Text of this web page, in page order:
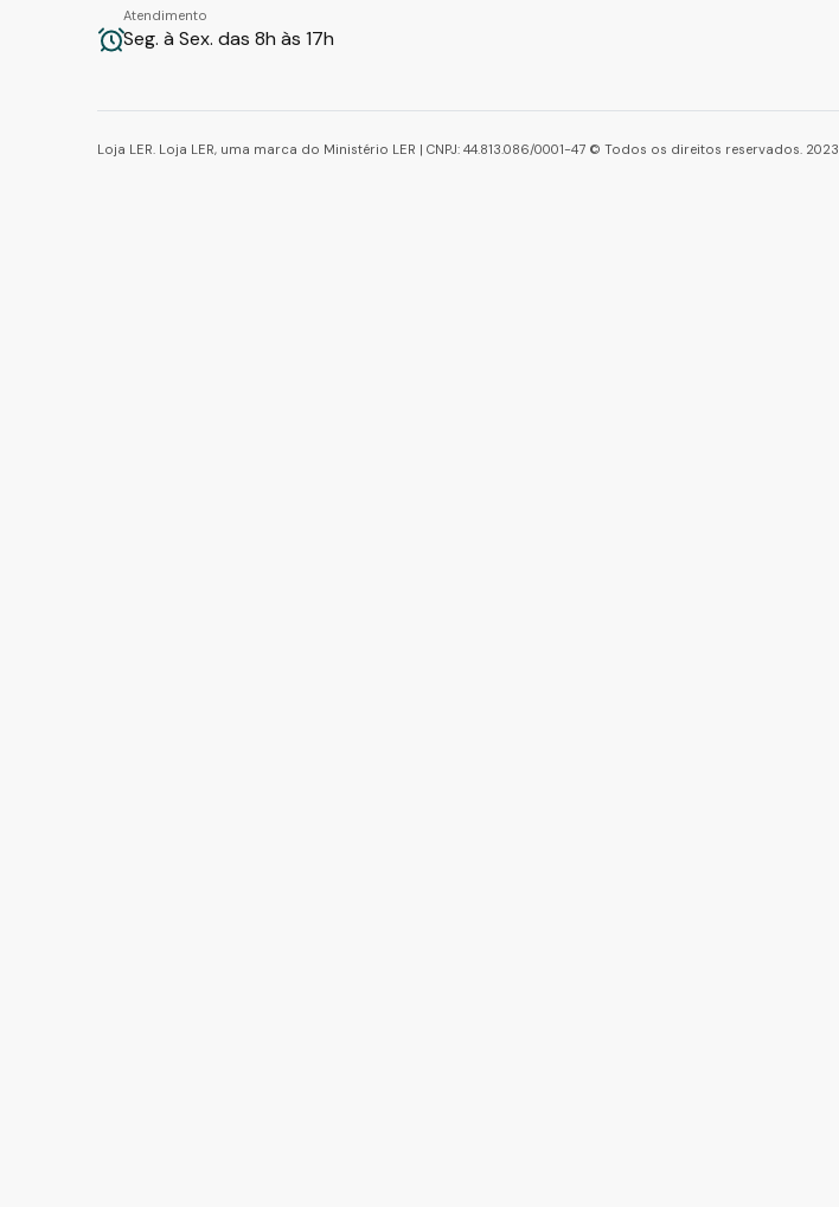
Atendimento
Seg. à Sex. das 8h às 17h
Loja LER. Loja LER, uma marca do Ministério LER | CNPJ: 44.813.086/0001-47 © Todos os direitos reservados. 2023